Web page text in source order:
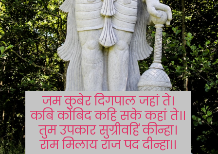
जम कुबेर दिगपाल जहां ते।
कबि कोबिद कहि सके कहां ते।।
तुम उपकार सुग्रीवहिं कीन्हा।
राम मिलाय राज पद दीन्हा।।